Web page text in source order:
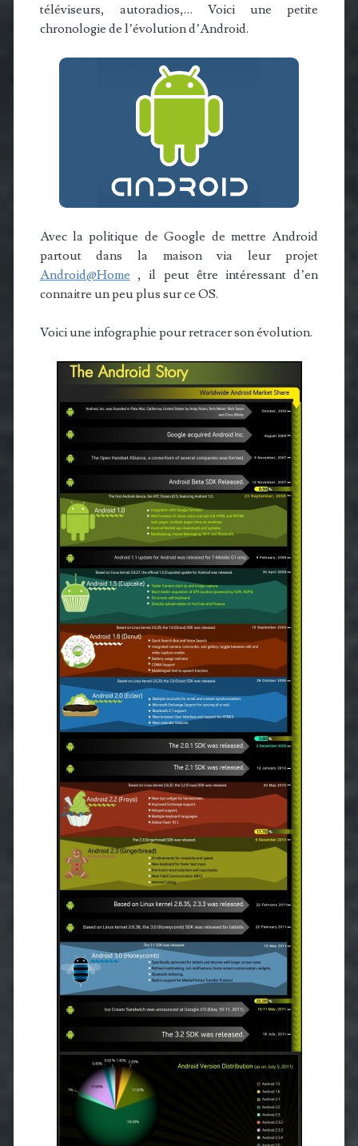
téléviseurs, autoradios,… Voici une petite
chronologie de l’évolution d’Android.
Avec la politique de Google de mettre Android
partout dans la maison via leur projet
Android@Home , il peut être intéressant d’en
connaitre un peu plus sur ce OS.
Voici une infographie pour retracer son évolution.